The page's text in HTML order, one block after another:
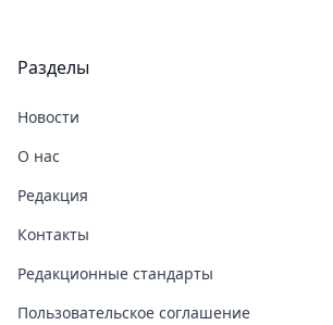
Разделы
Новости
О нас
Редакция
Контакты
Редакционные стандарты
Пользовательское соглашение